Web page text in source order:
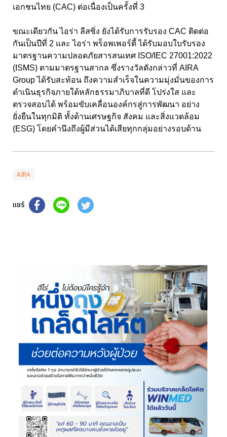
เอกชนไทย (CAC) ต่อเนื่องเป็นครั้งที่ 3
ขณะเดียวกัน ไอร่า ลีสซิ่ง ยังได้รับการรับรอง CAC ติดต่อ
กันเป็นปีที่ 2 และ ไอร่า พร็อพเพอร์ตี้ ได้รับมอบใบรับรอง
มาตรฐานความปลอดภัยสารสนเทศ ISO/IEC 27001:2022
( ISMS) ตามมาตรฐานสากล ซึ่งรางวัลดังกล่าวที่ AIRA
Group ได้รับสะท้อน ถึงความสำเร็จในความมุ่งมั่นของการ
ดำเนินธุรกิจภายใต้หลักธรรมาภิบาลที่ดี โปร่งใส และ
ตรวจสอบได้ พร้อมขับเคลื่อนองค์กรสู่การพัฒนา อย่าง
ยั่งยืนในทุกมิติ ทั้งด้านเศรษฐกิจ สังคม และสิ่งแวดล้อม
(ESG) โดยคำนึงถึงผู้มีส่วนได้เสียทุกกลุ่มอย่างรอบด้าน
AIRA
แชร์